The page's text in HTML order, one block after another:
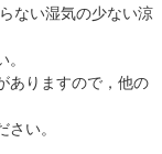
ない湿気の少ない涼
ありますので，他の
い。